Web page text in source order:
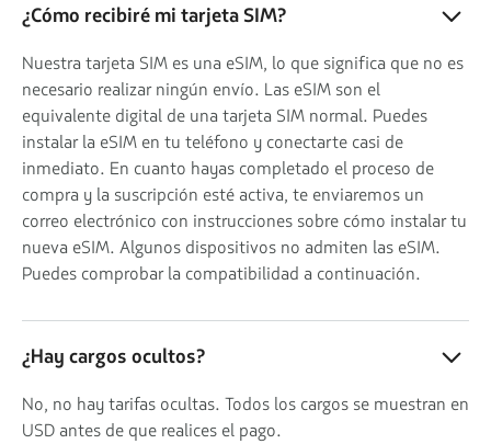
¿Cómo recibiré mi tarjeta SIM?
Nuestra tarjeta SIM es una eSIM, lo que significa que no es
necesario realizar ningún envío. Las eSIM son el
equivalente digital de una tarjeta SIM normal. Puedes
instalar la eSIM en tu teléfono y conectarte casi de
inmediato. En cuanto hayas completado el proceso de
compra y la suscripción esté activa, te enviaremos un
correo electrónico con instrucciones sobre cómo instalar tu
nueva eSIM. Algunos dispositivos no admiten las eSIM.
Puedes comprobar la compatibilidad a continuación.
¿Hay cargos ocultos?
No, no hay tarifas ocultas. Todos los cargos se muestran en
USD antes de que realices el pago.